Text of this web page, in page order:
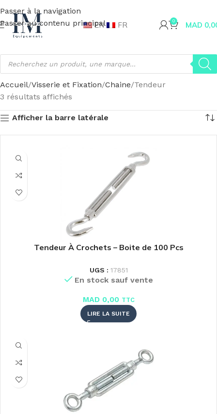
Passer à la navigation
Passer au contenu principal
EN FR 0 MAD
Accueil Visserie et Fixation Chaine Tendeur
3 résultats affichés
Afficher la barre latérale
Tendeur À Crochets – Boite de 100 Pcs
UGS : 17851
En stock sauf vente
MAD0,00 TTC
LIRE LA SUITE